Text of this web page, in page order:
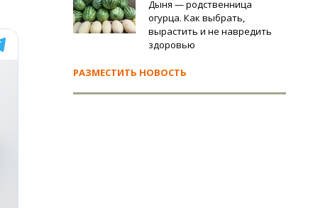
Дыня — родственница
огурца. Как выбрать,
вырастить и не навредить
здоровью
РАЗМЕСТИТЬ НОВОСТЬ